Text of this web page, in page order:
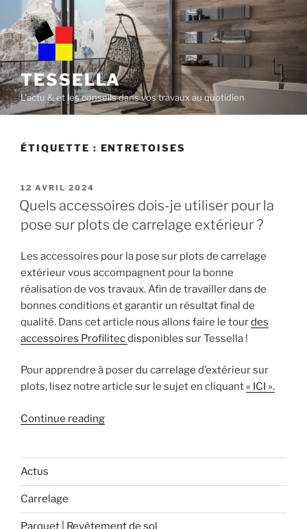
content
TESSELLA
L'actu & et les conseils dans vos travaux au quotidien
ÉTIQUETTE : ENTRETOISES
POSTED
ON
12 AVRIL 2024
Quels accessoires dois-je utiliser pour la
pose sur plots de carrelage extérieur ?
Les accessoires pour la pose sur plots de carrelage
extérieur vous accompagnent pour la bonne
réalisation de vos travaux. Afin de travailler dans de
bonnes conditions et garantir un résultat final de
qualité. Dans cet article nous allons faire le tourdes
accessoires Profilitecdisponibles sur Tessella !
Pour apprendre à poser du carrelage d’extérieur sur
plots, lisez notre article sur le sujet en cliquant« ICI ».
Continue reading« Quels
utiliser
la
Actus
Carrelage
Parquet | Revêtement de sol